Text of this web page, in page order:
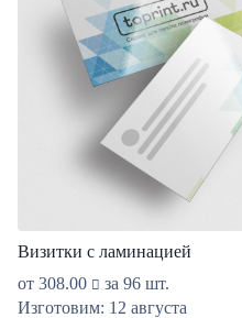
Визитки с ламинацией
от 308.00
за 96 шт.
Изготовим: 12 августа